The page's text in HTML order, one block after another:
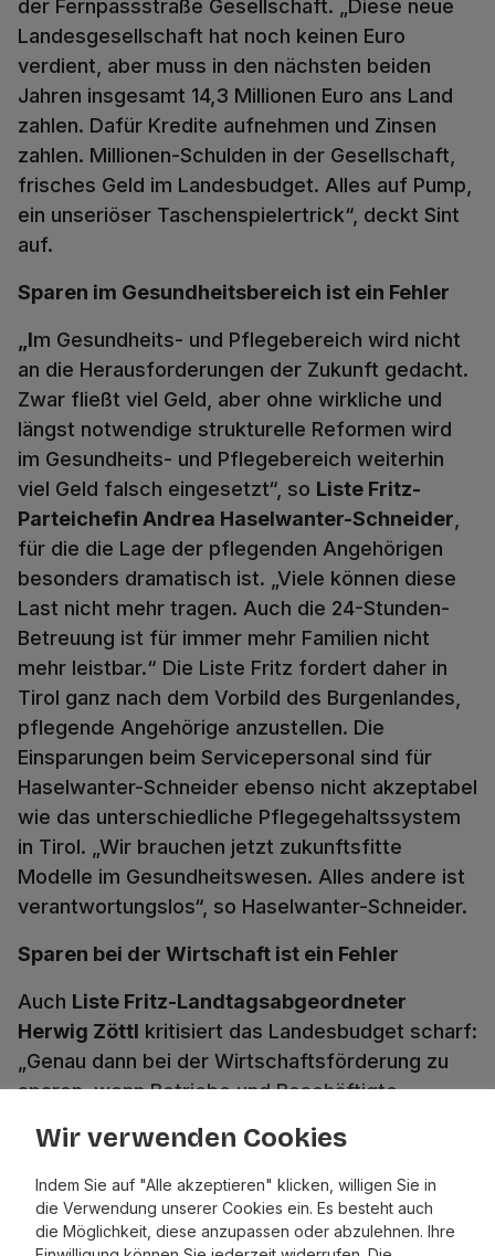
der Fernpassstraße Gesellschaft. „Diese neue
Landesgesellschaft hat noch keinen Euro
verdient, aber muss in den nächsten beiden
Jahren insgesamt 14,3 Millionen Euro ans Land
zahlen. Dafür Kredite aufnehmen und Zinsen
zahlen. Millionen-Schulden in der Gesellschaft,
frisches Geld im Landesbudget. Alles auf Pump,
ein unseriöser Taschenspielertrick“, deckt Sint
auf.
Sparen im Gesundheitsbereich ist ein Fehler
„Im Gesundheits- und Pflegebereich wird nicht
an die Herausforderungen der Zukunft gedacht.
Zwar fließt viel Geld, aber ohne wirkliche und
längst notwendige strukturelle Reformen wird
im Gesundheits- und Pflegebereich weiterhin
viel Geld falsch eingesetzt“, so Liste Fritz-
Parteichefin Andrea Haselwanter-Schneider,
für die die Lage der pflegenden Angehörigen
besonders dramatisch ist. „Viele können diese
Last nicht mehr tragen. Auch die 24-Stunden-
Betreuung ist für immer mehr Familien nicht
mehr leistbar.“ Die Liste Fritz fordert daher in
Tirol ganz nach dem Vorbild des Burgenlandes,
pflegende Angehörige anzustellen. Die
Einsparungen beim Servicepersonal sind für
Haselwanter-Schneider ebenso nicht akzeptabel
wie das unterschiedliche Pflegegehaltssystem
in Tirol. „Wir brauchen jetzt zukunftsfitte
Modelle im Gesundheitswesen. Alles andere ist
verantwortungslos“, so Haselwanter-Schneider.
Sparen bei der Wirtschaft ist ein Fehler
Auch Liste Fritz-Landtagsabgeordneter
Herwig Zöttl kritisiert das Landesbudget scharf:
„Genau dann bei der Wirtschaftsförderung zu
sparen, wenn Betriebe und Beschäftigte
Unterstützung brauchen, ist der falsche Weg.“
Das Ausbremsen von Förderungen verschärft
die Krise und verlängert konjunkturelle
Schwächen. Besonders problematisch sind für
Zöttl die Kürzungen bei der Digitalisierung.
Wir verwenden Cookies
Indem Sie auf "Alle akzeptieren" klicken, willigen Sie in
die Verwendung unserer Cookies ein. Es besteht auch
die Möglichkeit, diese anzupassen oder abzulehnen. Ihre